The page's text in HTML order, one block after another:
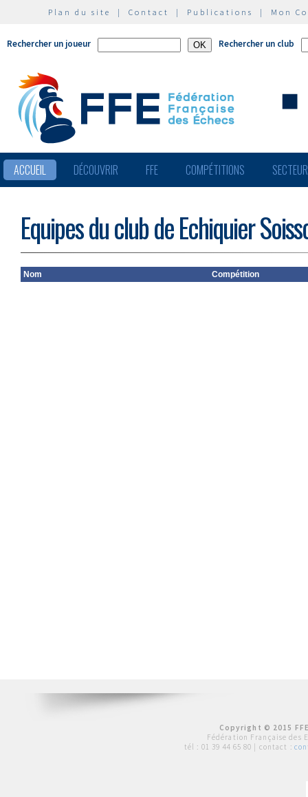
Plan du site | Contact | Publications | Mon
Rechercher un joueur Rechercher un club
ACCUEIL DÉCOUVRIR FFE COMPÉTITIONS
Equipes du club de Echiquier
Nom Compétition
Copyright © 2015
Fédération Française des
tél : 01 39 44 65 80 | contact :